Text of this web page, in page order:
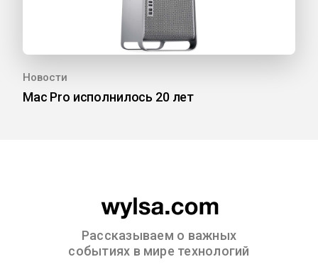
Новости
Mac Pro исполнилось 20 лет
Рассказываем о важных
событиях в мире технологий